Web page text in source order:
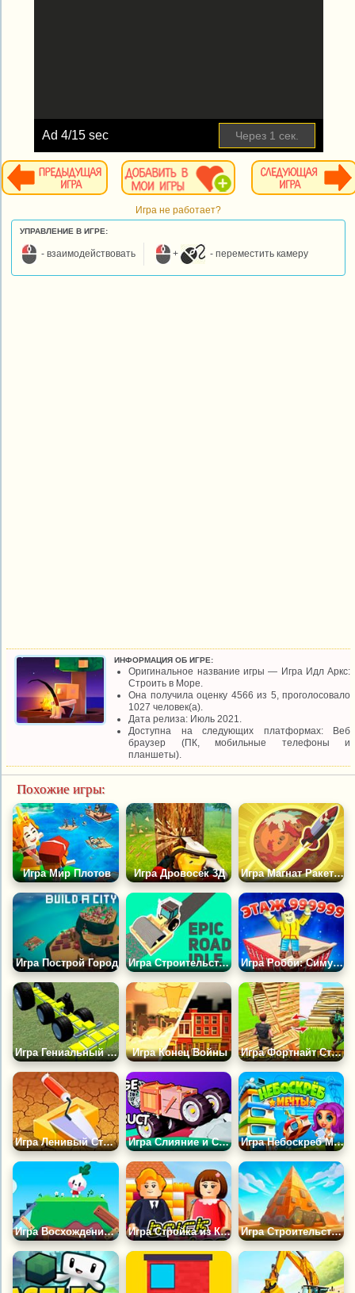
Ad 4/15 sec Через 1 сек.
Игра не работает?
УПРАВЛЕНИЕ В ИГРЕ:
- взаимодействовать + - переместить камеру
ИНФОРМАЦИЯ ОБ ИГРЕ:
Оригинальное название игры — Игра Идл Аркс:
Строить в Море.
Она получила оценку 4566 из 5, проголосовало
1027 человек(а).
Дата релиза: Июль 2021.
Доступна на следующих платформах: Веб
браузер (ПК, мобильные телефоны и
планшеты).
Похожие игры:
Игра Мир Плотов Игра Дровосек 3Д Игра Магнат Ракетной Долины
Игра Построй Город Игра Строительство Эпических Дорог Игра Робби: Симулятор Башни
Игра Гениальный Механик Игра Конец Войны Игра Фортнайт Стройка Форта
Игра Ленивый Строитель Игра Слияние и Строительство Игра Небоскреб Мечты
Игра Восхождение Редиски Игра Стройка из Кирпича Игра Строительство Пирамиды